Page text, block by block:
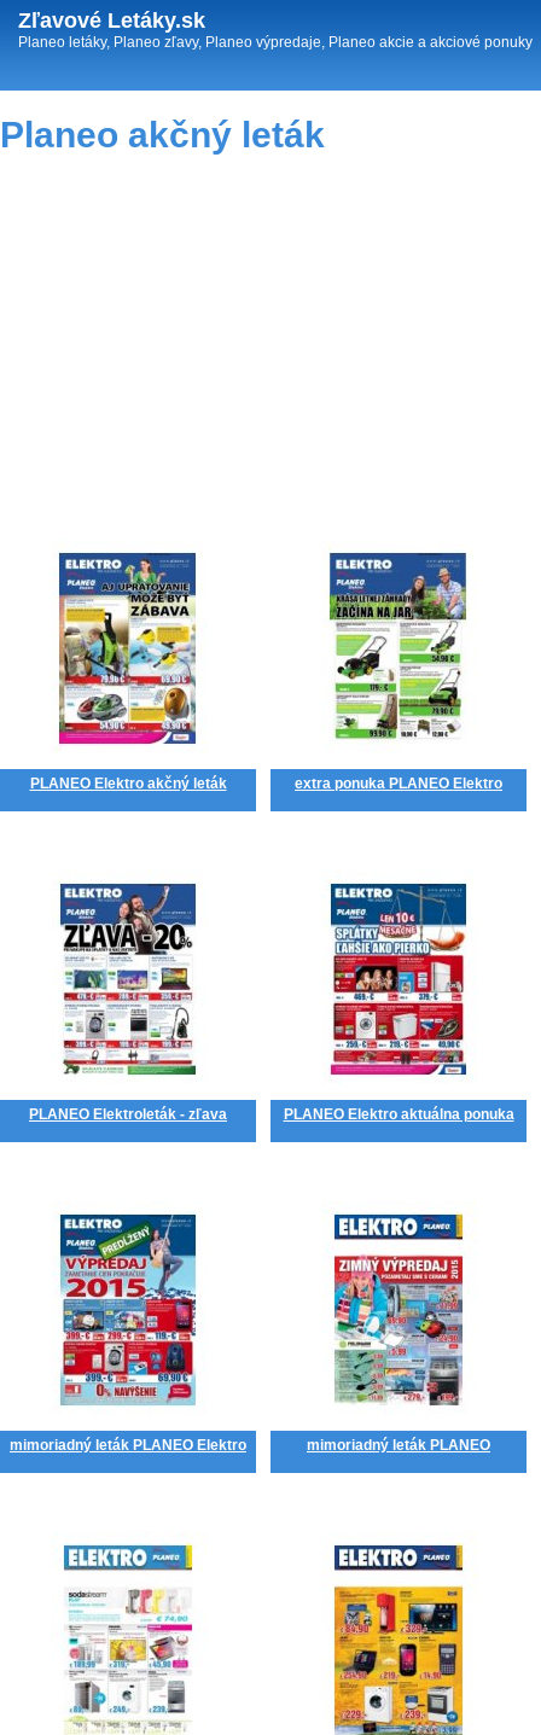
Zľavové Letáky.sk
Planeo letáky, Planeo zľavy, Planeo výpredaje, Planeo akcie a akciové ponuky
Planeo akčný leták
PLANEO Elektro akčný leták extra ponuka PLANEO Elektro
PLANEO Elektroleták - zľava PLANEO Elektro aktuálna ponuka
mimoriadný leták PLANEO Elektro mimoriadný leták PLANEO